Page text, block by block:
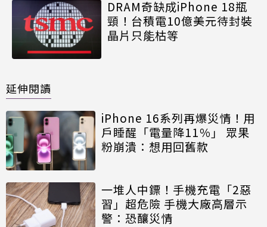
DRAM奇缺成iPhone 18瓶
頸！台積電10億美元待封裝
晶片只能枯等
延伸閱讀
iPhone 16系列再爆災情！用
戶睡醒「電量降11％」 眾果
粉崩潰：想用回舊款
一堆人中鏢！手機充電「2惡
習」超危險 手機大廠高層示
警：恐釀災情